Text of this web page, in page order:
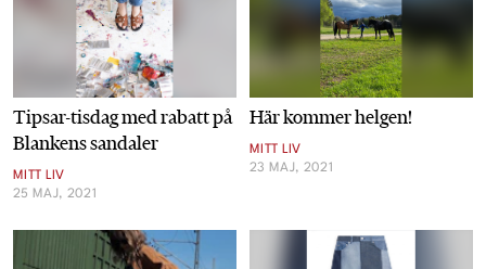
Tipsar-tisdag med rabatt på
Blankens sandaler
MITT LIV
25 MAJ, 2021
Här kommer helgen!
MITT LIV
23 MAJ, 2021